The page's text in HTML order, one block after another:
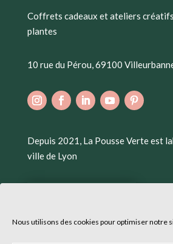
Nous utilisons des cookies pour optimiser notre
Coffrets cadeaux et ateliers
plantes
10 rue du Pérou, 69100
Depuis 2021, La Pousse Verte est
ville de Lyon